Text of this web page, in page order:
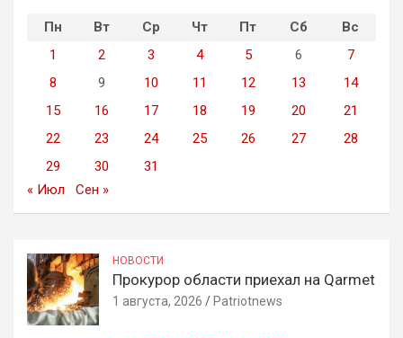
Пн
Вт Ср Чт Пт Сб
Вс
1
2 3 4 5 6
7
8
9 10 11 12 13
14
15
16 17 18 19 20
21
22
23 24 25 26 27
28
29
30
31
« Июл
Сен »
НОВОСТИ
Прокурор области приехал на Qarmet
1 августа, 2026 Patriotnews